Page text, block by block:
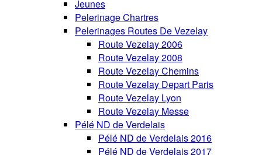
Jeunes
Pelerinage Chartres
Pelerinages Routes De Vezelay
Route Vezelay 2006
Route Vezelay 2008
Route Vezelay Chemins
Route Vezelay Depart Paris
Route Vezelay Lyon
Route Vezelay Messe
Pélé ND de Verdelais
Pélé ND de Verdelais 2016
Pélé ND de Verdelais 2017